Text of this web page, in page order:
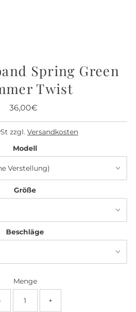
Spring Green
Twist
Regulärer
36,00€
zzgl. Versandkosten
Modell
Größe
Beschläge
Menge
+